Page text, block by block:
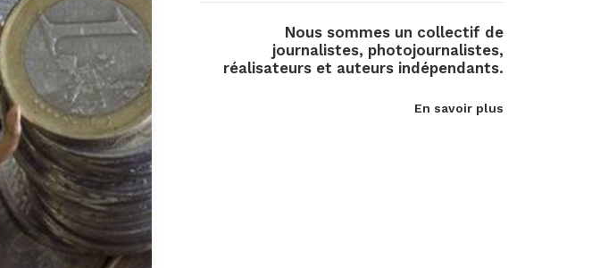
Nous sommes un collectif de
journalistes, photojournalistes,
réalisateurs et auteurs indépendants.
En savoir plus